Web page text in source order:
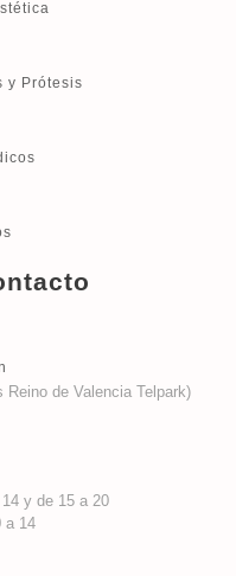
y Prótesis
de Valencia Telpark)
y de 15 a 20
a 14